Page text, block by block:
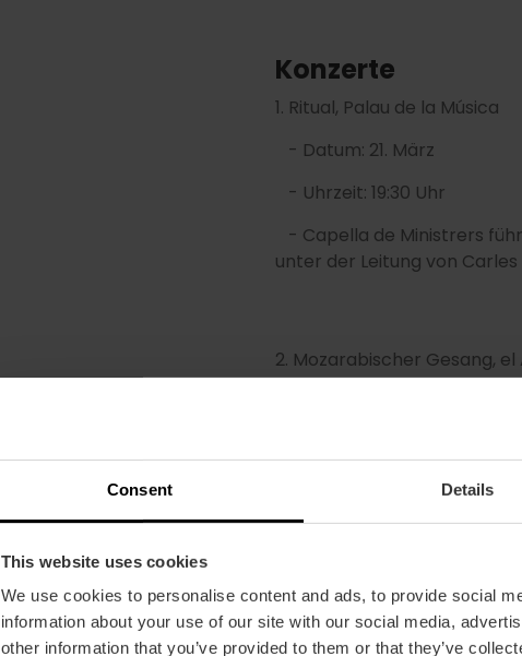
Consent Details
This website uses cookies
We use cookies to personalise content and ads, to provide social
information about your use of our site with our social media,
other information that you’ve provided to them or that they’ve
Konzerte
1. Ritual, Palau de la Música
- Datum: 21. März
- Uhrzeit: 19:30 Uhr
- Capella de Ministrers
unter der Leitung von
2. Mozarabischer Gesang, el
- Schola Antiqua, unter
mozarabischer Themen aus
3. Yinnan Al-Àndalus, Palau